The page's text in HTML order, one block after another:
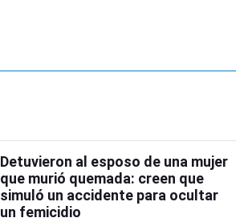
Detuvieron al esposo de una mujer
que murió quemada: creen que
simuló un accidente para ocultar
un femicidio